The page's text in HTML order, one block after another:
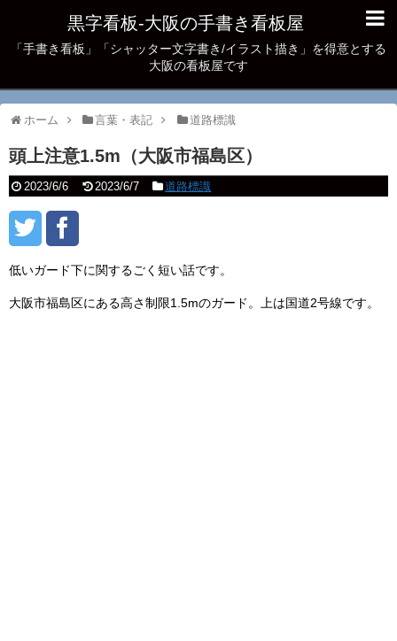
黒字看板‐大阪の手書き看板屋
「手書き看板」「シャッター文字書き/イラスト描き」を得意とする
大阪の看板屋です
ホーム 言葉・表記 道路標識
頭上注意1.5m（大阪市福島区）
2023/6/6 2023/6/7 道路標識
低いガード下に関するごく短い話です。
大阪市福島区にある高さ制限1.5mのガード。上は国道2号線です。